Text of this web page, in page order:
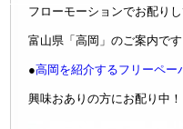
フローモーションでお配り
富山県「高岡」のご案内です
●高岡を紹介するフリーペ
興味おありの方にお配り中！